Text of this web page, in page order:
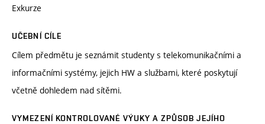
Exkurze
UČEBNÍ CÍLE
Cílem předmětu je seznámit studenty s telekomunikačními a
informačními systémy, jejich HW a službami, které poskytují
včetně dohledem nad sítěmi.
VYMEZENÍ KONTROLOVANÉ VÝUKY A ZPŮSOB JEJÍHO